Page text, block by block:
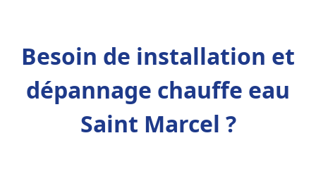
Besoin de installation et
dépannage chauffe eau
Saint Marcel ?